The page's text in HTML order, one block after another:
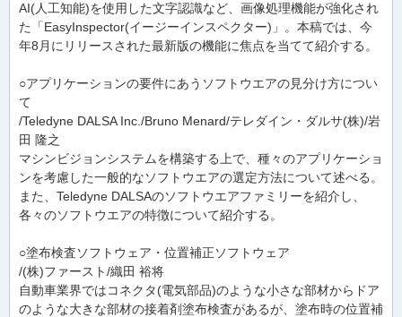
AI(人工知能)を使用した文字認識など、画像処理機能が強化され
た「EasyInspector(イージーインスペクター)」。本稿では、今
年8月にリリースされた最新版の機能に焦点を当てて紹介する。
○アプリケーションの要件にあうソフトウエアの見分け方につい
て
/Teledyne DALSA Inc./Bruno Menard/テレダイン・ダルサ(株)/岩
田 隆之
マシンビジョンシステムを構築する上で、種々のアプリケーショ
ンを考慮した一般的なソフトウエアの選定方法について述べる。
また、Teledyne DALSAのソフトウエアファミリーを紹介し、
各々のソフトウエアの特徴について紹介する。
○塗布検査ソフトウェア・位置補正ソフトウェア
/(株)ファースト/織田 裕将
自動車業界ではコネクタ(電気部品)のような小さな部材からドア
のような大きな部材の接着剤塗布検査があるが、塗布時の位置補